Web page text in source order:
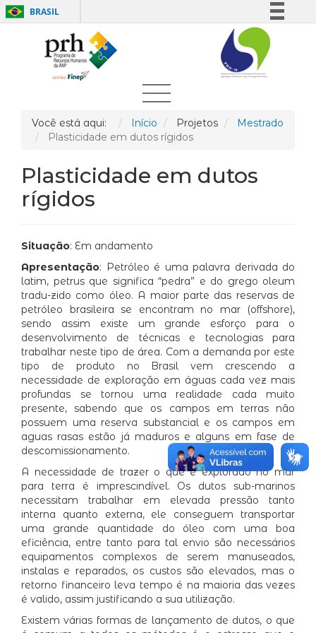
BRASIL
Simplifique!
Comunica BR
Participe
Legislação
Você está aqui: Início Projetos
Mestrado
Plasticidade em dutos rígidos
Plasticidade em dutos
rígidos
Situação: Em andamento
Apresentação: Petróleo é uma palavra derivada do
latim, petrus que significa “pedra” e do grego oleum
tradu-zido como óleo. A maior parte das reservas de
petróleo brasileira se encontram no mar (offshore),
sendo assim existe um grande esforço para o
desenvolvimento de técnicas e tecnologias para
trabalhar neste tipo de área. Com a demanda por este
tipo de produto no Brasil vem crescendo a
necessidade de exploração em águas cada vez mais
profundas se tornou uma realidade cada muito
presente, sabendo que os campos em terras não
possuem uma reserva substancial e os campos em
aguas rasas estão já maduros e alguns em fase de
descomissionamento.
A necessidade de trazer o que é explorado no mar
para terra é imprescindível. Os dutos sub-marinos
necessitam trabalhar em elevada pressão tanto
interna quanto externa, ele conseguem transportar
uma grande quantidade do óleo com uma boa
eficiência, entre tanto para tal envio são necessários
equipamentos complexos de serem manuseados,
instalas e reparados, os custos são elevados, mas o
retorno financeiro leva tempo é na maioria das vezes
é valido, assim justificando a sua utilização.
Existem várias formas de lançamento de dutos, o que